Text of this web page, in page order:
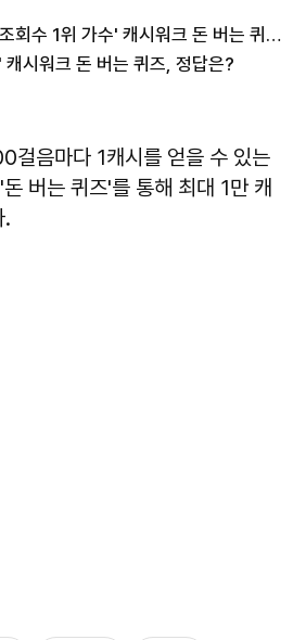
'2026 트로트 무대 조회수 1위 가수' 캐시워크 돈 버는 퀴즈, 정답은?
시워크 돈 버는 퀴즈, 정답은?
걸음마다 1캐시를 얻을 수 있는
버는 퀴즈'를 통해 최대 1만 캐
.